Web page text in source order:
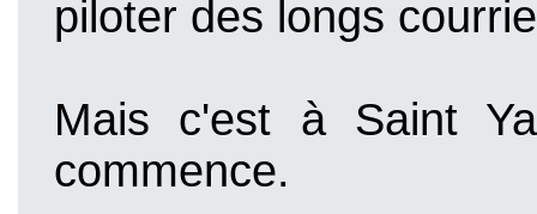
piloter des longs
Mais c'est à Saint
commence.